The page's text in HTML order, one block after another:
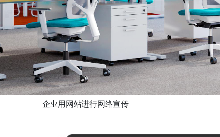
企业用网站进行网络宣传